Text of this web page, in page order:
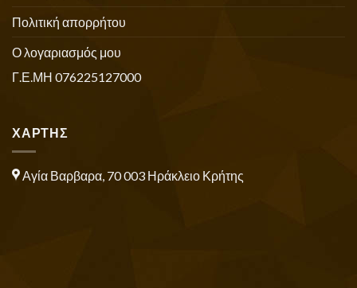
Πολιτική απορρήτου
Ο λογαριασμός μου
Γ.Ε.ΜΗ 076225127000
ΧΑΡΤΗΣ
Αγία Βαρβαρα, 70 003 Ηράκλειο Κρήτης